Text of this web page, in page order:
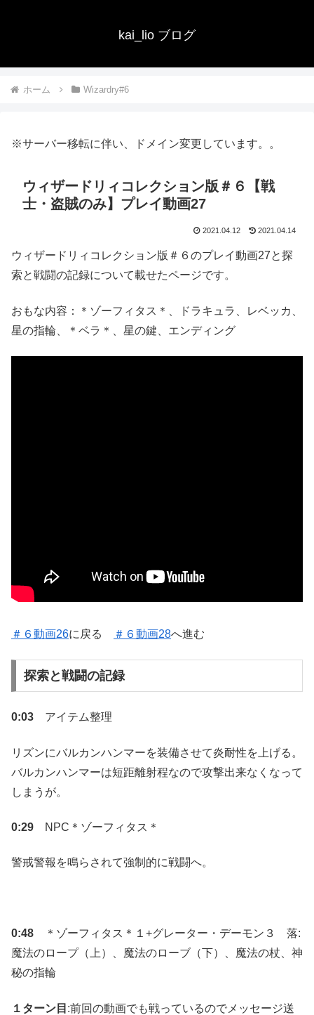
kai_lio ブログ
ホーム Wizardry#6
※サーバー移転に伴い、ドメイン変更しています。。
ウィザードリィコレクション版＃６【戦
士・盗賊のみ】プレイ動画27
2021.04.12 2021.04.14
ウィザードリィコレクション版＃６のプレイ動画27と探
索と戦闘の記録について載せたページです。
おもな内容：＊ゾーフィタス＊、ドラキュラ、レベッカ、
星の指輪、＊ベラ＊、星の鍵、エンディング
＃６動画26に戻る ＃６動画28へ進む
探索と戦闘の記録
0:03 アイテム整理
リズンにバルカンハンマーを装備させて炎耐性を上げる。
バルカンハンマーは短距離射程なので攻撃出来なくなって
しまうが。
0:29 NPC＊ゾーフィタス＊
警戒警報を鳴らされて強制的に戦闘へ。
0:48 ＊ゾーフィタス＊１+グレーター・デーモン３ 落:
魔法のロープ（上）、魔法のローブ（下）、魔法の杖、神
秘の指輪
１ターン目 :前回の動画でも戦っているのでメッセージ送